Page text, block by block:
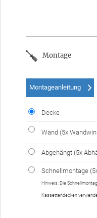
Montage
Montageanleitung
Decke
Wand (5x
Abgehängt (5x
Schnellmontage (5
Hinweis: Die
Kassetten­decken